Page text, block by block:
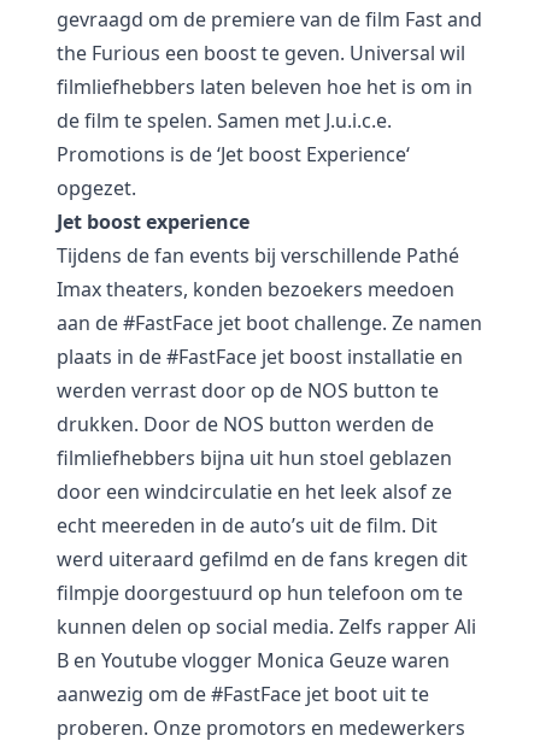
gevraagd om de premiere van de film Fast and
the Furious een boost te geven. Universal wil
filmliefhebbers laten beleven hoe het is om in
de film te spelen. Samen met J.u.i.c.e.
Promotions is de ‘Jet boost Experience‘
opgezet.
Jet boost experience
Tijdens de fan events bij verschillende Pathé
Imax theaters, konden bezoekers meedoen
aan de #FastFace jet boot challenge. Ze namen
plaats in de #FastFace jet boost installatie en
werden verrast door op de NOS button te
drukken. Door de NOS button werden de
filmliefhebbers bijna uit hun stoel geblazen
door een windcirculatie en het leek alsof ze
echt meereden in de auto’s uit de film. Dit
werd uiteraard gefilmd en de fans kregen dit
filmpje doorgestuurd op hun telefoon om te
kunnen delen op social media. Zelfs rapper Ali
B en Youtube vlogger Monica Geuze waren
aanwezig om de #FastFace jet boot uit te
proberen. Onze promotors en medewerkers